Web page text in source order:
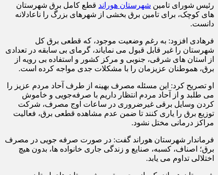
رئیس شورای تامین شهرستان هوراند قطع کامل برق شهرستان
های کوچک، برای تامین برق بخشی از شهرهای بزرگ را ناعادلانه
دانست.
فرهادی افزود: به رغم وضعیت موجود، که قطعی برق کل
شهرستان را غیر قابل قبول می نمایاند، گرمای بی سابقه در تعدادی
از استان های شرقی، جنوبی و مرکز کشور و استفاده بی رویه از
برق، هموطنان عزیزمان را با مشکلات جدی مواجه کرده است.
او تصریح کرد: این مسئله مصرف بهینه از طرف آحاد مردم عزیز را
می طلبد و از آحاد مردم انتظار داریم با صرفه‌جویی و خاموش
کردن وسایل برقی غیرضروری در ساعات اوج مصرف، شرکت
توزیع برق را یاری کنند تا ضمن عدم مشاهده قطعی برق، فعالیت
مراکز درمانی مختل نشود.
فرماندار شهرستان هوراند گفت: در صورت صرفه جویی در مصرف
برق؛ اصناف، کسبه، صنایع و زندگی جاری خانواده ها، بدون هیچ
اختلالی تداوم می یابد.